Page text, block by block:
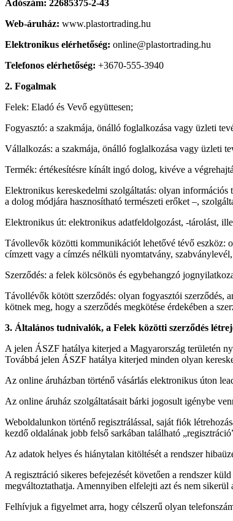
Adószám: 22685375-2-43
Web-áruház: www.plastortrading.hu
Elektronikus elérhetőség: online@plastortrading.hu
Telefonos elérhetőség: +3670-555-3940
2. Fogalmak
Felek: Eladó és Vevő együttesen;
Fogyasztó: a szakmája, önálló foglalkozása vagy üzleti
Vállalkozás: a szakmája, önálló foglalkozása vagy üzleti
Termék: értékesítésre kínált ingó dolog, kivéve a
Elektronikus kereskedelmi szolgáltatás: olyan
a dolog módjára hasznosítható természeti erőket –,
Elektronikus út: elektronikus adatfeldolgozást, -tárolást,
Távollevők közötti kommunikációt lehetővé tévő eszköz:
címzett vagy a címzés nélküli nyomtatvány,
Szerződés: a felek kölcsönös és egybehangzó
Távollévők kötött szerződés: olyan fogyasztói szerződés,
kötnek meg, hogy a szerződés megkötése érdekében a
3. Általános tudnivalók, a Felek közötti szerződés
A jelen ÁSZF hatálya kiterjed a Magyarország területén
Továbbá jelen ÁSZF hatálya kiterjed minden olyan
Az online áruházban történő vásárlás elektronikus úton
Az online áruház szolgáltatásait bárki jogosult igénybe
Weboldalunkon történő regisztrálással, saját fiók
kezdő oldalának jobb felső sarkában található
Az adatok helyes és hiánytalan kitöltését a rendszer
A regisztráció sikeres befejezését követően a rendszer
megváltoztathatja. Amennyiben elfelejti azt és nem
Felhívjuk a figyelmet arra, hogy célszerű olyan